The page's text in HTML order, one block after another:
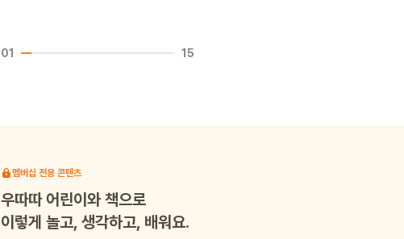
01 15
멤버십 전용 콘텐츠
우따따어린이와 책으로
이렇게 놀고, 생각하고, 배워요.